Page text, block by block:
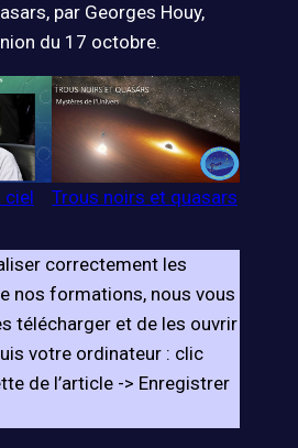
par Georges Houy,
du 17 octobre.
ciel Trous noirs et quasars
correctement les
nos formations, nous vous
télécharger et de les ouvrir
votre ordinateur : clic
de l’article -> Enregistrer